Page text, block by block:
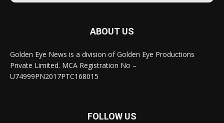
ABOUT US
Golden Eye News is a division of Golden Eye Productions
Private Limited. MCA Registration No –
U74999PN2017PTC168015
FOLLOW US